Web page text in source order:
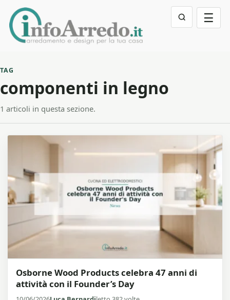
☰
TAG
componenti in legno
1 articoli in questa sezione.
Osborne Wood Products celebra 47 anni di
attività con il Founder’s Day